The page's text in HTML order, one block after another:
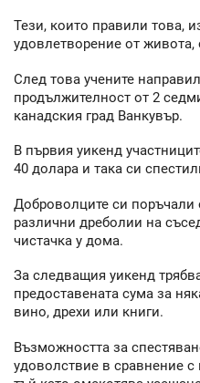
Тези, които правили това,
удовлетворение от живота,
След това учените
продължителност от 2
канадския град Ванкувър.
В първия уикенд
40 долара и така си
Доброволците си
различни дреболии на
чистачка у дома.
За следващия уикенд
предоставената сума за
вино, дрехи или книги.
Възможността за
удоволствие в сравнение